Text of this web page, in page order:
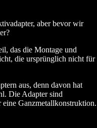
aber bevor wir
das die Montage und
die ursprünglich nicht für
aus, denn davon hat
Die Adapter sind
eine